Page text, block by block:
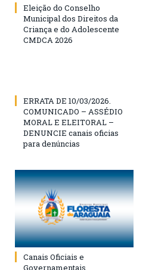
Eleição do Conselho
Municipal dos Direitos da
Criança e do Adolescente
CMDCA 2026
ERRATA DE 10/03/2026.
COMUNICADO – ASSÉDIO
MORAL E ELEITORAL –
DENUNCIE canais oficias
para denúncias
Canais Oficiais e
Governamentais